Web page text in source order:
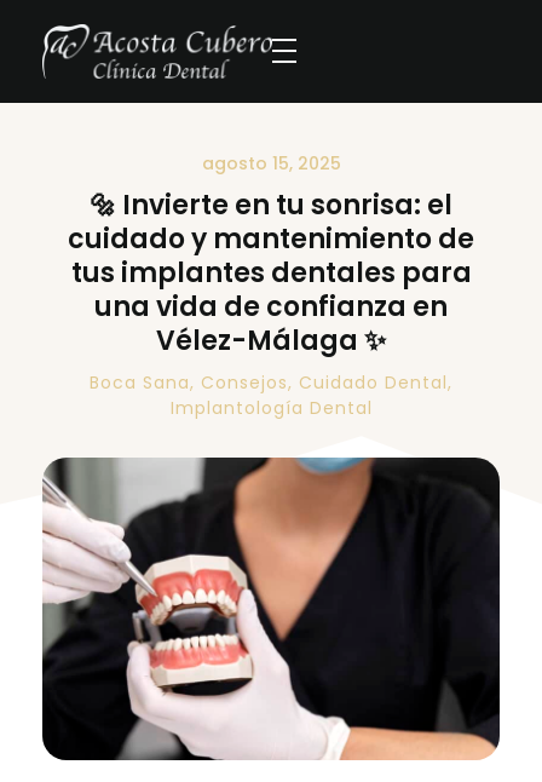
agosto 15, 2025
🔩 Invierte en tu sonrisa: el
cuidado y mantenimiento de
tus implantes dentales para
una vida de confianza en
Vélez-Málaga ✨
Boca Sana, Consejos, Cuidado Dental,
Implantología Dental